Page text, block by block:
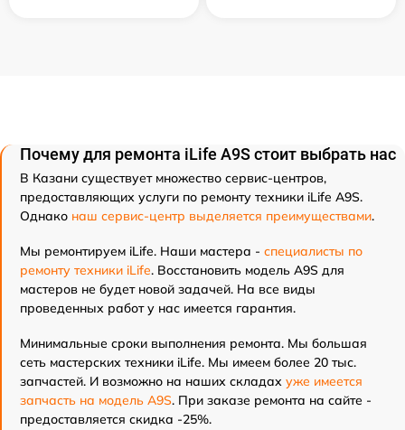
Почему для ремонта iLife A9S стоит выбрать нас
В Казани существует множество сервис-центров,
предоставляющих услуги по ремонту техники iLife A9S.
Однако наш сервис-центр выделяется преимуществами.
Мы ремонтируем iLife. Наши мастера - специалисты по
ремонту техники iLife. Восстановить модель A9S для
мастеров не будет новой задачей. На все виды
проведенных работ у нас имеется гарантия.
Минимальные сроки выполнения ремонта. Мы большая
сеть мастерских техники iLife. Мы имеем более 20 тыс.
запчастей. И возможно на наших складах уже имеется
запчасть на модель A9S. При заказе ремонта на сайте -
предоставляется скидка -25%.